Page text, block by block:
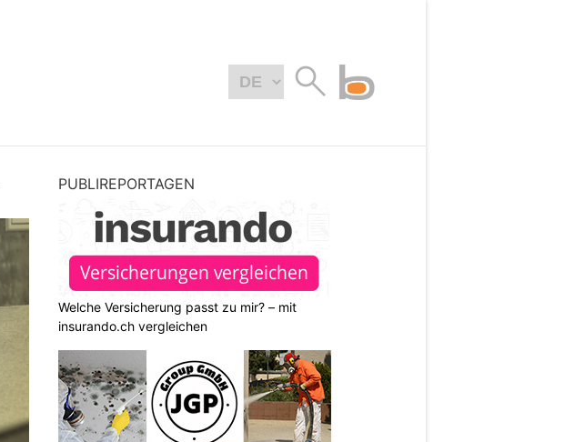
PUBLIREPORTAGEN
Welche Versicherung passt zu mir? – mit
insurando.ch vergleichen